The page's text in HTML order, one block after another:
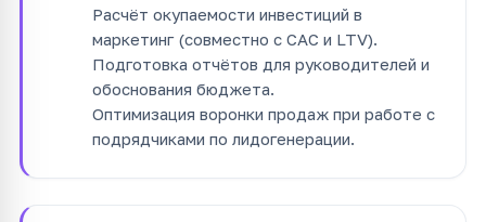
Расчёт окупаемости инвестиций в
маркетинг (совместно с CAC и LTV).
Подготовка отчётов для руководителей и
обоснования бюджета.
Оптимизация воронки продаж при работе с
подрядчиками по лидогенерации.